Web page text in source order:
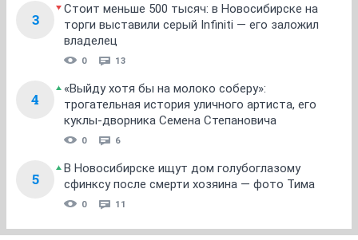
3
Стоит меньше 500 тысяч: в Новосибирске на
торги выставили серый Infiniti — его заложил
владелец
0 13
4
«Выйду хотя бы на молоко соберу»:
трогательная история уличного артиста, его
куклы-дворника Семена Степановича
0 6
5
В Новосибирске ищут дом голубоглазому
сфинксу после смерти хозяина — фото Тима
0 11